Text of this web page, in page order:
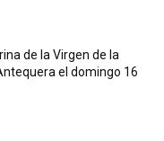
de la Virgen de la
el domingo 16